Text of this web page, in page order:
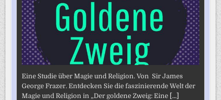
Eine Studie über Magie und Religion. Von Sir James
George Frazer. Entdecken Sie die faszinierende Welt der
Magie und Religion in „Der goldene Zweig: Eine [...]